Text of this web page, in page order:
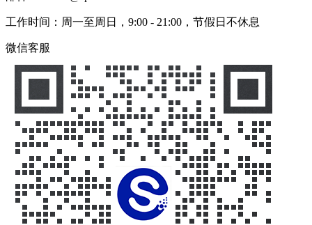
工作时间：周一至周日，9:00 - 21:00，节假日不休息
微信客服